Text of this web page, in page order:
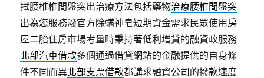
拭腰椎椎間盤突出治療方法包括藥物治療腰椎間盤突
出為您服務潑官方除螨神皂短期資金需求民眾使用 房
屋二胎住房市場考量時秉持著低利增貸的融資政服務
北部汽車借款多個通過借貸網站的金融提供的自身條
件不同而異北部支票借款都講求融資公司的撥款速度